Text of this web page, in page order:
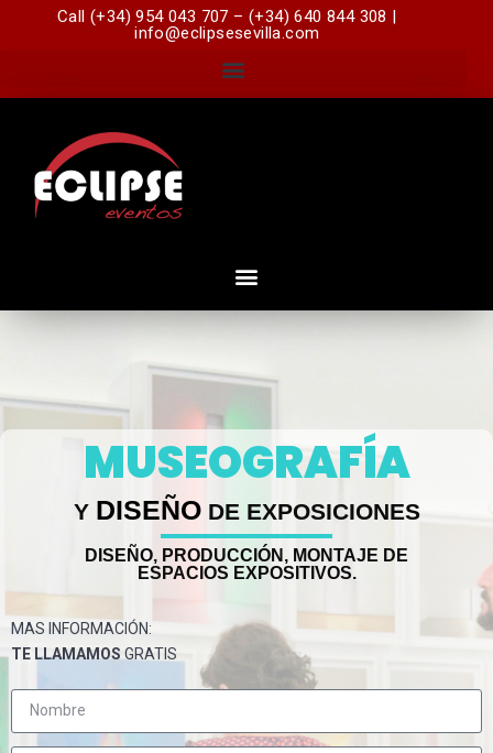
Call (+34) 954 043 707 – (+34) 640 844 308 |
info@eclipsesevilla.com
MUSEOGRAFÍA
Y DISEÑODE EXPOSICIONES
DISEÑO, PRODUCCIÓN, MONTAJE DE
ESPACIOS EXPOSITIVOS.
MAS INFORMACIÓN:
TE LLAMAMOS GRATIS